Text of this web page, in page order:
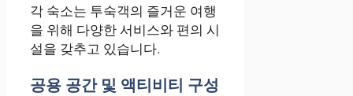
각 숙소는 투숙객의 즐거운 여행
을 위해 다양한 서비스와 편의 시
설을 갖추고 있습니다.
공용 공간 및 액티비티 구성